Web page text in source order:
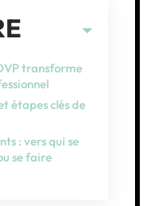
transforme
étapes clés de
: vers qui se
se faire